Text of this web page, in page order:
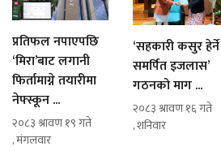
प्रतिफल नपाएपछि
‘मिरा’बाट लगानी
फिर्तामाग्ने तयारीमा
नेफ्स्कून ...
२०८३ श्रावण १९ गते
, मंगलवार
‘सहकारी कसुर हेर्ने
समर्पित इजलास’
गठनको माग ...
२०८३ श्रावण १६ गते
, शनिवार